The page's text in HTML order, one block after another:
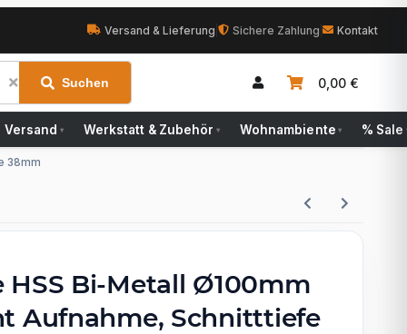
Versand & Lieferung Sichere Zahlung Kontakt
Suchen 0,00 €
Versand ▾ Werkstatt & Zubehör ▾ Wohnambiente ▾ % Sale
38mm
HSS Bi-Metall Ø100mm
Aufnahme, Schnitttiefe